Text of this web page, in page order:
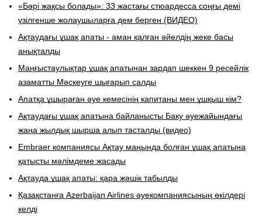
«Бәрі жақсы болады»: 33 жастағы стюардесса соңғы демі
үзілгенше жолаушыларға дем берген (ВИДЕО)
Ақтаудағы ұшақ апаты - аман қалған әйелдің жеке басы
анықталды
​Маңғыстаулықтар ұшақ апатынан зардап шеккен 9 ресейлік
азаматты Мәскеуге шығарып салды
Апатқа ұшыраған әуе кемесінің капитаны мен ұшқыш кім?
Ақтаудағы ұшақ апатына байланысты Баку әуежайындағы
жаңа жылдық шырша алып тасталды (видео)
Embraer компаниясы Ақтау маңында болған ұшақ апатына
қатысты мәлімдеме жасады
Ақтауда ұшақ апаты: қара жәшік табылды
​Қазақстанға Azerbaijan Airlines әуекомпаниясының өкілдері
келді